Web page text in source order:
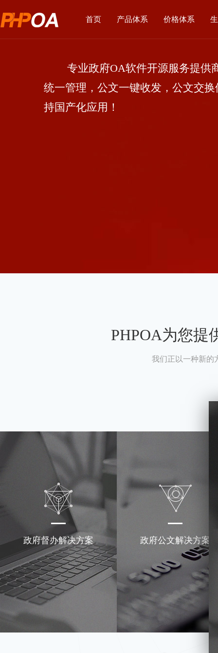
首页 产品体系 价格体系
专业政府OA软件开源服务提供商
统一管理，公文一键收发，公文交
持国产化应用！
PHPOA为您提
我们正以一种新的
政府督办解决方案 政府公文解决方案